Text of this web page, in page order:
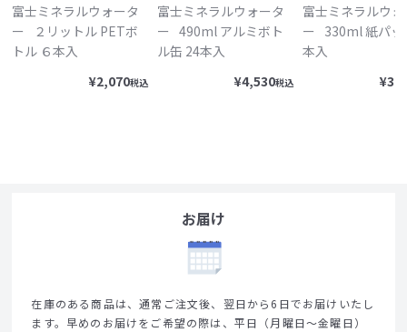
富士ミネラルウォータ
ー
２リットル PETボ
トル ６本入
¥2,070税込
富士ミネラルウォータ
ー
490ml アルミボト
ル缶 24本入
¥4,530税込
富士ミネラルウ
ー
330ml 紙パッ
本入
¥
お届け
在庫のある商品は、通常ご注文後、翌日から6日でお届けいたし
ます。早めのお届けをご希望の際は、平日（月曜日～金曜日）